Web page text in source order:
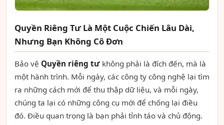
Quyền Riêng Tư Là Một Cuộc Chiến Lâu Dài,
Nhưng Bạn Không Cô Đơn
Bảo vệ Quyền riêng tưkhông phải là đích đến, mà là
một hành trình. Mỗi ngày, các công ty công nghệ lại tìm
ra những cách mới để thu thập dữ liệu, và mỗi ngày,
chúng ta lại có những công cụ mới để chống lại điều
đó. Điều quan trọng là bạn phải tỉnh táo và chủ động.